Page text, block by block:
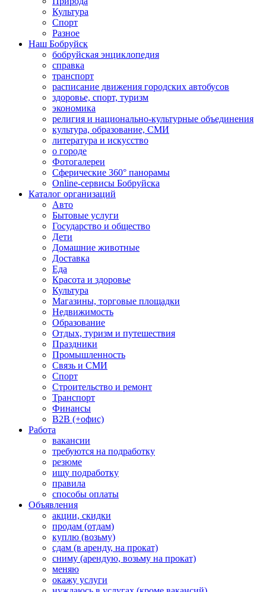
Культура
Спорт
Разное
Наш Бобруйск
бобруйская энциклопедия
справка
транспорт
расписание движения городских автобусов
здоровье, спорт, туризм
экономика
религия и национально-культурные объединения
культура, образование, СМИ
литература и искусство
о городе
Фотогалереи
Сферические 360° панорамы
Online-сервисы Бобруйска
Каталог организаций
Авто
Бытовые услуги
Государство и общество
Дети
Домашние животные
Доставка
Еда
Красота и здоровье
Культура
Магазины, торговые площадки
Недвижимость
Образование
Отдых, туризм и путешествия
Праздники
Промышленность
Связь и СМИ
Спорт
Строительство и ремонт
Транспорт
Финансы
B2B (+офис)
Работа
вакансии
требуются на подработку
резюме
ищу подработку
правила
способы оплаты
Объявления
акции, скидки
продам (отдам)
куплю (возьму)
сдам (в аренду, на прокат)
сниму (арендую, возьму на прокат)
меняю
окажу услуги